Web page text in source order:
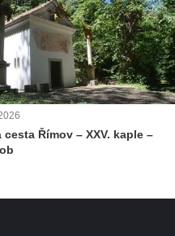
cesta Římov – XXV. kaple –